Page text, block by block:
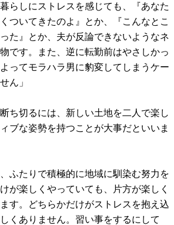
らしにストレスを感じても、『あなた
ついてきたのよ』とか、『こんなとこ
た』とか、夫が反論できないようなネ
です。また、逆に転勤前はやさしかっ
ってモラハラ男に豹変してしまうケー
ん」
ち切るには、新しい土地を二人で楽し
ブな姿勢を持つことが大事だといいま
ふたりで積極的に地域に馴染む努力を
が楽しくやっていても、片方が楽しく
す。どちらかだけがストレスを抱え込
くありません。習い事をするにして